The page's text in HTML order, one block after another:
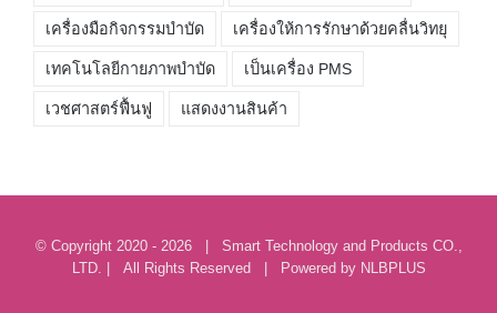
เครื่องมือกิจกรรมบำบัด เครื่องให้การรักษาด้วยคลื่นวิทยุ
เทคโนโลยีกายภาพบำบัด เป็นเครื่อง PMS
เวชศาสตร์ฟื้นฟู แสดงงานสินค้า
© Copyright 2020 - 2026 | Smart Technology and Products CO.,
LTD. | All Rights Reserved | Powered by NLBPLUS